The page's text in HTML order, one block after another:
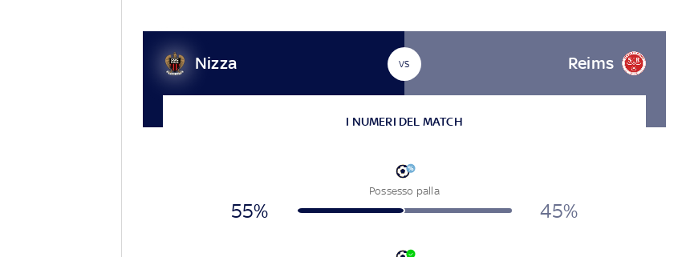
Nizza VS Reims
I NUMERI DEL MATCH
Possesso palla
55% 45%